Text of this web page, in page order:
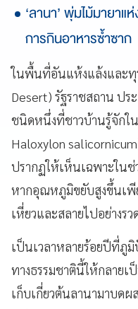
‘ลานา’ พุ่มไม้มายาแ
การกินอาหารซ้ำซาก
ในพื้นที่อันแห้งแล้งและทุ
Desert) รัฐราชสถาน ป
ชนิดหนึ่งที่ชาวบ้านรู้จักใ
Haloxylon
ปรากฏให้เห็นเฉพาะใน
หากอุณหภูมิขยับสูงขึ้นเพี
เหี่ยวและสลายไปอย่างรว
เป็นเวลาหลายร้อยปีที่ภู
ทางธรรมชาตินี้ให้กลายเ
เก็บเกี่ยวต้นลานามาบด